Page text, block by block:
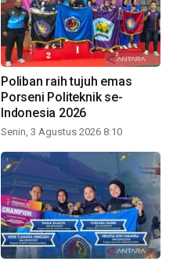
Poliban raih tujuh emas
Porseni Politeknik se-
Indonesia 2026
Senin, 3 Agustus 2026 8:10